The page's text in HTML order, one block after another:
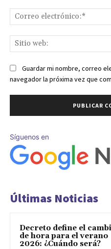
Guardar mi nombre, correo
navegador la próxima vez que
Síguenos en
Últimas Noticias
Decreto define el
de hora para el verano
2026: ¿Cuándo será?